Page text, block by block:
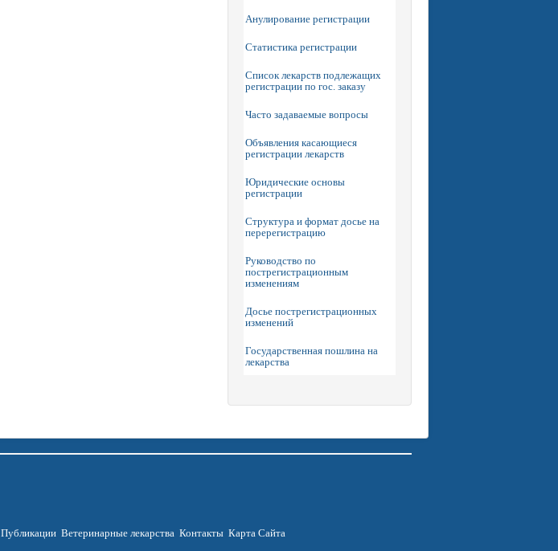
Анулирование регистрации
Статистика регистрации
Список лекарств подлежащих
регистрации по гос. заказу
Часто задаваемые вопросы
Объявления касающиеся
регистрации лекарств
Юридические основы
регистрации
Структура и формат досье на
перерегистрацию
Руководство по
пострегистрационным
изменениям
Досье пострегистрационных
изменений
Государственная пошлина на
лекарства
Публикации Ветеринарные лекарства Контакты Карта Сайта